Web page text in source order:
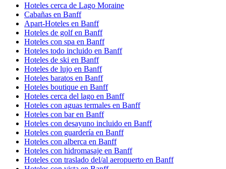
Hoteles cerca de Lago Moraine
Cabañas en Banff
Apart-Hoteles en Banff
Hoteles de golf en Banff
Hoteles con spa en Banff
Hoteles todo incluido en Banff
Hoteles de ski en Banff
Hoteles de lujo en Banff
Hoteles baratos en Banff
Hoteles boutique en Banff
Hoteles cerca del lago en Banff
Hoteles con aguas termales en Banff
Hoteles con bar en Banff
Hoteles con desayuno incluido en Banff
Hoteles con guardería en Banff
Hoteles con alberca en Banff
Hoteles con hidromasaje en Banff
Hoteles con traslado del/al aeropuerto en Banff